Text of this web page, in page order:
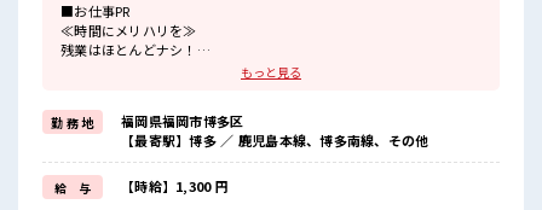
■お仕事PR
≪時間にメリハリを≫
残業はほとんどナシ！
場合によってはお願いすることもあります♪
週末は家族や友人と一緒にプライベート満喫！
≪髪色自由で自分らしく働く≫
明るすぎたり奇抜でなければ基本的に自由！
(規定有)≪未経験OKの仕事≫
新しいことにチャレンジするのは不安だけど、
しっかり働く環境が整っています！
もっと見る
勤 務 地
福岡県福岡市博多区
【最寄駅】博多 ／ 鹿児島本線、博多南線、その他
給 与 【時給】1,300 円